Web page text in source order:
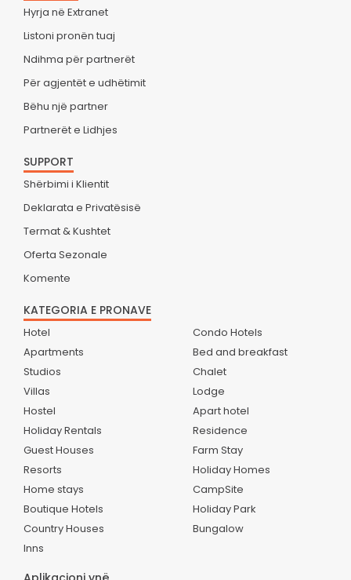
Hyrja në Extranet
Listoni pronën tuaj
Ndihma për partnerët
Për agjentët e udhëtimit
Bëhu një partner
Partnerët e Lidhjes
SUPPORT
Shërbimi i Klientit
Deklarata e Privatësisë
Termat & Kushtet
Oferta Sezonale
Komente
KATEGORIA E PRONAVE
Hotel
Apartments
Studios
Villas
Hostel
Holiday Rentals
Guest Houses
Resorts
Home stays
Boutique Hotels
Country Houses
Inns
Condo Hotels
Bed and breakfast
Chalet
Lodge
Apart hotel
Residence
Farm Stay
Holiday Homes
CampSite
Holiday Park
Bungalow